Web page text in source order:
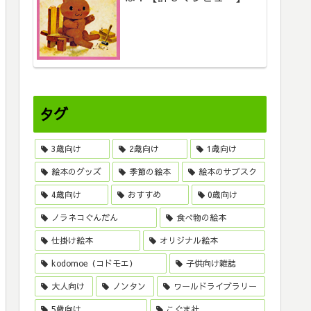
タグ
3歳向け 2歳向け 1歳向け
絵本のグッズ 季節の絵本 絵本のサブスク
4歳向け おすすめ 0歳向け
ノラネコぐんだん 食べ物の絵本
仕掛け絵本 オリジナル絵本
kodomoe（コドモエ） 子供向け雑誌
大人向け ノンタン ワールドライブラリー
5歳向け こぐま社